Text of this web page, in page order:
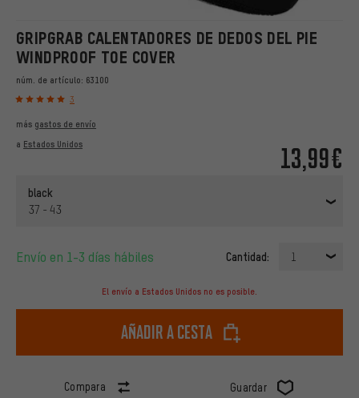
GRIPGRAB CALENTADORES DE DEDOS DEL PIE
WINDPROOF TOE COVER
núm. de artículo: 63100
3
13,99€
más gastos de envío
a Estados Unidos
black
37 - 43
Envío en 1-3 días hábiles Cantidad: 1
El envío a Estados Unidos no es posible.
Añadir a cesta
Compara Guardar